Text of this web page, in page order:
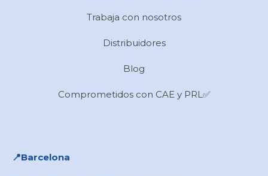
Trabaja con nosotros
Distribuidores
Blog
Comprometidos con CAE y PRL✅
📍​Barcelona